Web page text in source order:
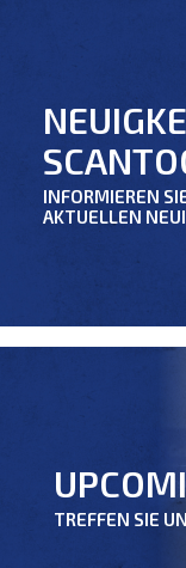
INFORMIEREN
AKTUELLEN
TREFFEN SIE